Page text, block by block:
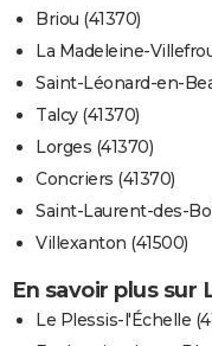
Briou (41370)
La Madeleine-
Saint-Léonard-en-
Talcy (41370)
Lorges (41370)
Concriers (41370)
Saint-Laurent-des-
Villexanton (41500)
En savoir plus sur
Le Plessis-l'Échelle